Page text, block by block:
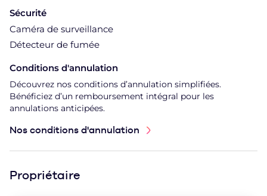
Sécurité
Caméra de surveillance
Détecteur de fumée
Conditions d'annulation
Découvrez nos conditions d’annulation simplifiées.
Bénéficiez d’un remboursement intégral pour les
annulations anticipées.
Nos conditions d'annulation
Propriétaire